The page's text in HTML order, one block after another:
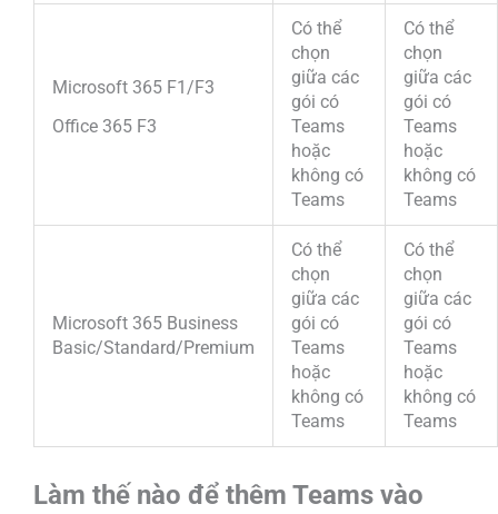
Microsoft 365 F1/F3
Office 365 F3
Có thể
chọn
giữa các
gói có
Teams
hoặc
không có
Teams
Có thể
chọn
giữa các
gói có
Teams
hoặc
không có
Teams
Microsoft 365 Business
Basic/Standard/Premium
Có thể
chọn
giữa các
gói có
Teams
hoặc
không có
Teams
Có thể
chọn
giữa các
gói có
Teams
hoặc
không có
Teams
Làm thế nào để thêm Teams vào